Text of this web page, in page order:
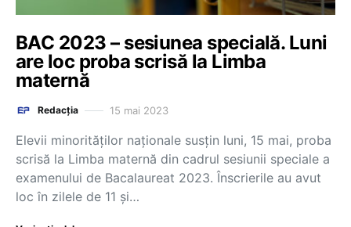
BAC 2023 – sesiunea specială. Luni
are loc proba scrisă la Limba
maternă
Redacția 15 mai 2023
Elevii minorităților naționale susțin luni, 15 mai, proba
scrisă la Limba maternă din cadrul sesiunii speciale a
examenului de Bacalaureat 2023. Înscrierile au avut
loc în zilele de 11 și…